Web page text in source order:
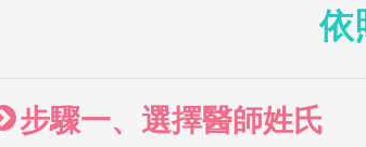
依
步驟一、選擇醫師姓氏